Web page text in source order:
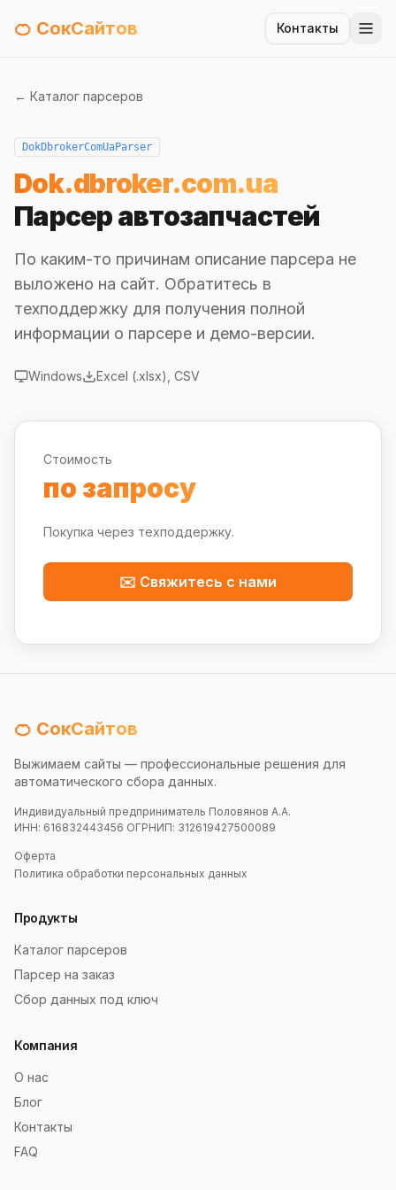
🍊 СокСайтов Контакты
← Каталог парсеров
DokDbrokerComUaParser
Dok.dbroker.com.ua
Парсер автозапчастей
По каким-то причинам описание парсера не
выложено на сайт. Обратитесь в
техподдержку для получения полной
информации о парсере и демо-версии.
Windows Excel (.xlsx), CSV
Стоимость
по запросу
Покупка через техподдержку.
✉️ Свяжитесь с нами
🍊 СокСайтов
Выжимаем сайты — профессиональные решения для
автоматического сбора данных.
Индивидуальный предприниматель Половянов А.А.
ИНН: 616832443456 ОГРНИП: 312619427500089
Оферта
Политика обработки персональных данных
Продукты
Каталог парсеров
Парсер на заказ
Сбор данных под ключ
Компания
О нас
Блог
Контакты
FAQ